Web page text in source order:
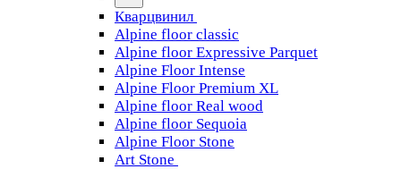
Кварцвинил
Alpine floor classic
Alpine floor Expressive Parquet
Alpine Floor Intense
Alpine Floor Premium XL
Alpine floor Real wood
Alpine floor Sequoia
Alpine Floor Stone
Art Stone